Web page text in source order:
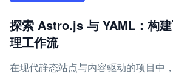
探索 Astro.js 与 YAML：构
理工作流
在现代静态站点与内容驱动的项目中